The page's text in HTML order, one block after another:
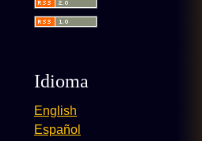
Idioma
English
Español